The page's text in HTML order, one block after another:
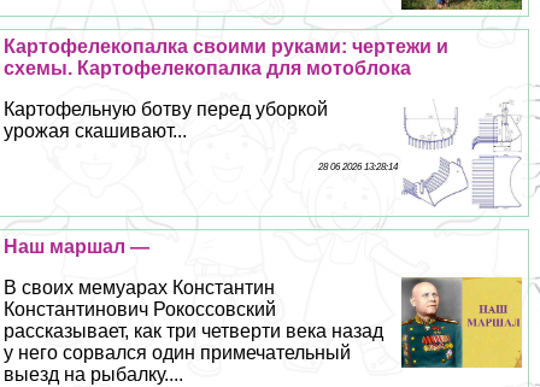
Картофелекопалка своими руками: чертежи и
схемы. Картофелекопалка для мотоблока
Картофельную ботву перед уборкой
урожая скашивают...
28 06 2026 13:28:14
Наш маршал —
В своих мемуарах Константин
Константинович Рокоссовский
рассказывает, как три четверти века назад
у него сорвался один примечательный
выезд на рыбалку....